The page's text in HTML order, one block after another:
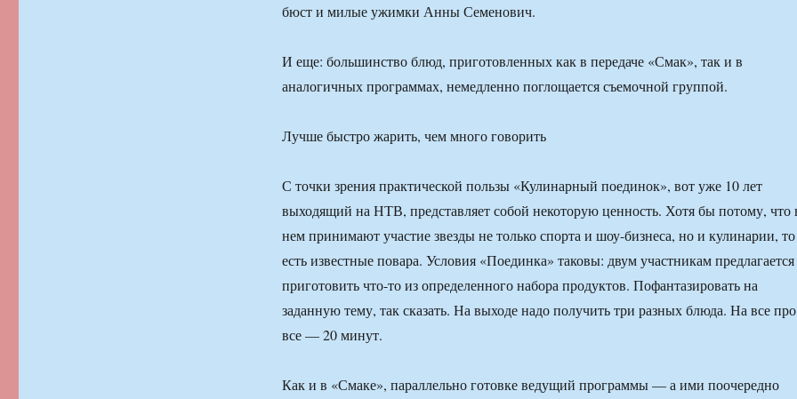
бюст и милые ужимки Анны Семенович.
И еще: большинство блюд, приготовленных как в передаче «Смак», так и в
аналогичных программах, немедленно поглощается съемочной группой.
Лучше быстро жарить, чем много говорить
С точки зрения практической пользы «Кулинарный поединок», вот уже 10 лет
выходящий на НТВ, представляет собой некоторую ценность. Хотя бы потому, что
нем принимают участие звезды не только спорта и шоу-бизнеса, но и кулинарии, то
есть известные повара. Условия «Поединка» таковы: двум участникам предлагается
приготовить что-то из определенного набора продуктов. Пофантазировать на
заданную тему, так сказать. На выходе надо получить три разных блюда. На все про
все — 20 минут.
Как и в «Смаке», параллельно готовке ведущий программы — а ими поочередно